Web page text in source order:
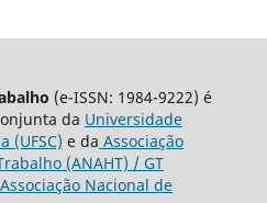
(e-ISSN: 1984-9222) é
da Universidade
(UFSC) e da Associação
(ANAHT) / GT
Nacional de